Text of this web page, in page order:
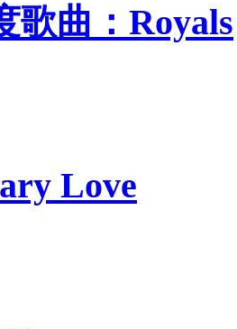
歌曲：Royals
Love